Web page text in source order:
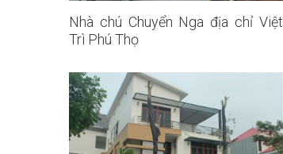
Nhà chú Chuyển Nga địa chỉ Việt
Trì Phú Thọ